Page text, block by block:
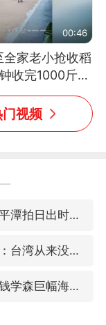
00:46
全家老小抢收稻
收完1000斤，
人掉链子
视频
情侣在平潭拍日出时坠崖致一死一伤
郑丽文：台湾从来没有“独立”过
商场现钱学森巨幅海报 负责人回应